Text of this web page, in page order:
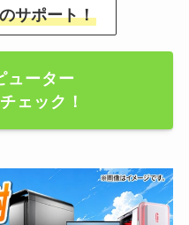
サポート！
ューター
ェック！